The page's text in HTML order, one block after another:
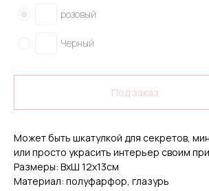
розовый
Черный
Под заказ
Может быть шкатулкой для секретов,
или просто украсить интерьер своим
Размеры: ВхШ 12х13см
Материал: полуфарфор, глазурь